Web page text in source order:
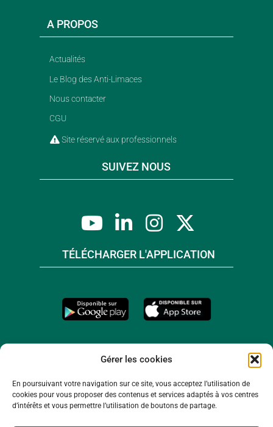
Gérer les cookies
En poursuivant votre navigation sur ce site, vous acceptez l’utilisation de
cookies pour vous proposer des contenus et services adaptés à vos centres
d’intérêts et vous permettre l’utilisation de boutons de partage.
A PROPOS
Actualités
Le Blog des Anti-Limaces
Nous contacter
CGU
Site réservé aux professionnels
SUIVEZ NOUS
TÉLÉCHARGER L'APPLICATION